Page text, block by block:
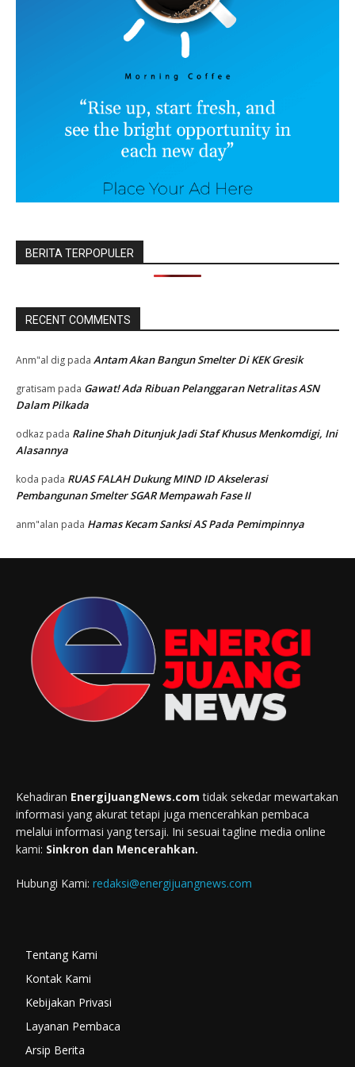
BERITA TERPOPULER
RECENT COMMENTS
Anm"al dig pada Antam Akan Bangun Smelter Di KEK Gresik
gratisam pada Gawat! Ada Ribuan Pelanggaran Netralitas ASN
Dalam Pilkada
odkaz pada Raline Shah Ditunjuk Jadi Staf Khusus Menkomdigi, Ini
Alasannya
koda pada RUAS FALAH Dukung MIND ID Akselerasi
Pembangunan Smelter SGAR Mempawah Fase II
anm"alan pada Hamas Kecam Sanksi AS Pada Pemimpinnya
Kehadiran EnergiJuangNews.com tidak sekedar mewartakan
informasi yang akurat tetapi juga mencerahkan pembaca
melalui informasi yang tersaji. Ini sesuai tagline media online
kami: Sinkron dan Mencerahkan.
Hubungi Kami: redaksi@energijuangnews.com
Tentang Kami
Kontak Kami
Kebijakan Privasi
Layanan Pembaca
Arsip Berita